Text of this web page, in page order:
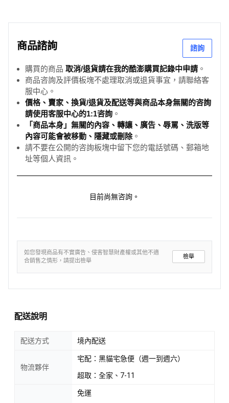
商品諮詢 諮詢
購買的商品 取消/退貨請在我的酷澎購買記錄中申請 。
商品咨詢及評價板塊不處理取消或退貨事宜，請聯絡客
服中心。
價格、賣家、換貨/退貨及配送等與商品本身無關的咨詢
請使用客服中心的1:1咨詢 。
「商品本身」無關的內容、轉讓、廣告、辱罵、洗版等
內容可能會被移動、隱藏或刪除。
請不要在公開的咨詢板塊中留下您的電話號碼、郵箱地
址等個人資訊。
目前尚無咨詢。
如您發現商品有不實廣告、侵害智慧財產權或其他不適
合銷售之情形，請提出檢舉
檢舉
配送說明
配送方式 境內配送
物流夥伴
宅配：黑貓宅急便（週一到週六）
超取：全家、7-11
免運